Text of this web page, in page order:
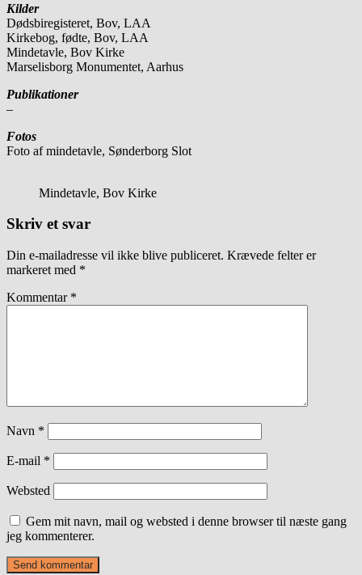
Kilder
Dødsbiregisteret, Bov, LAA
Kirkebog, fødte, Bov, LAA
Mindetavle, Bov Kirke
Marselisborg Monumentet, Aarhus
Publikationer
–
Fotos
Foto af mindetavle, Sønderborg Slot
Mindetavle, Bov Kirke
Skriv et svar
Din e-mailadresse vil ikke blive publiceret. Krævede felter er
markeret med *
Kommentar *
Navn *
E-mail *
Websted
Gem mit navn, mail og websted i denne browser til næste gang
jeg kommenterer.